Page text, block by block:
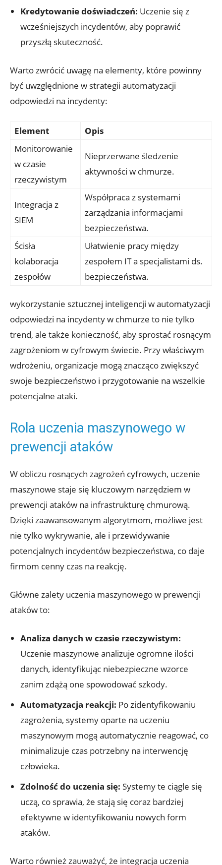
Kredytowanie​ doświadczeń: Uczenie się⁢ z
wcześniejszych incydentów, aby poprawić
przyszłą skuteczność.
Warto zwrócić uwagę na elementy, które⁣ powinny
być uwzględnione w strategii automatyzacji
odpowiedzi na incydenty:
Element
Opis
Monitorowanie
w czasie
rzeczywistym
Nieprzerwane śledzenie
‌aktywności w chmurze.
Integracja​ z
SIEM
Współpraca z systemami
zarządzania informacjami
bezpieczeństwa.
Ścisła
kolaboracja
zespołów
Ułatwienie ⁢pracy między
zespołem IT a specjalistami ‍ds.
bezpieczeństwa.
wykorzystanie sztucznej inteligencji w automatyzacji
odpowiedzi⁣ na incydenty ‍w chmurze to ‌nie tylko
trend, ⁣ale także konieczność, aby sprostać rosnącym
⁤zagrożeniom w ‌cyfrowym ​świecie. Przy ⁣właściwym
wdrożeniu, organizacje mogą znacząco zwiększyć
swoje bezpieczeństwo i przygotowanie na wszelkie
potencjalne ataki.
Rola uczenia maszynowego ⁤w
prewencji ataków
W obliczu rosnących zagrożeń cyfrowych, uczenie
maszynowe staje się kluczowym narzędziem w
prewencji ataków na infrastrukturę chmurową.
Dzięki zaawansowanym algorytmom, możliwe jest
nie ‌tylko wykrywanie, ‍ale i przewidywanie
potencjalnych⁤ incydentów bezpieczeństwa, co daje
⁤firmom cenny czas na reakcję.
Główne⁢ zalety uczenia maszynowego w prewencji
ataków to:
Analiza danych w czasie rzeczywistym:
Uczenie​ maszynowe analizuje ‌ogromne ilości
danych, identyfikując niebezpieczne‌ wzorce
zanim zdążą one spowodować ⁢szkody.
Automatyzacja reakcji: Po zidentyfikowaniu
zagrożenia, systemy oparte na⁣ uczeniu
maszynowym mogą automatycznie reagować, co
minimalizuje czas potrzebny na interwencję
człowieka.
Zdolność do uczenia się: Systemy te ciągle się
uczą, co sprawia, że⁢ stają się coraz bardziej‍
efektywne w identyfikowaniu nowych form
ataków.
Warto również zauważyć, że integracja​ uczenia